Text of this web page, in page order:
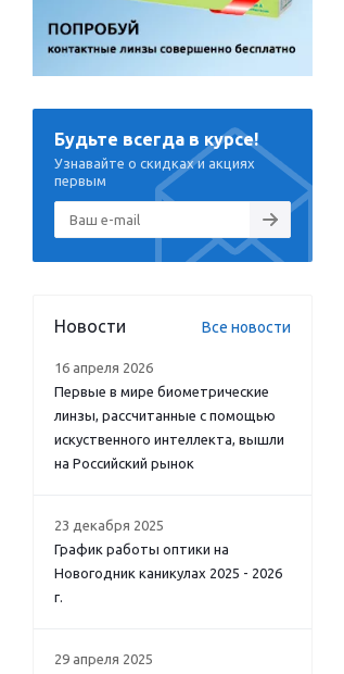
Будьте всегда в курсе!
Узнавайте о скидках и акциях
первым
Новости Все новости
16 апреля 2026
Первые в мире биометрические
линзы, рассчитанные с помощью
искуственного интеллекта, вышли
на Российский рынок
23 декабря 2025
График работы оптики на
Новогодник каникулах 2025 - 2026
г.
29 апреля 2025